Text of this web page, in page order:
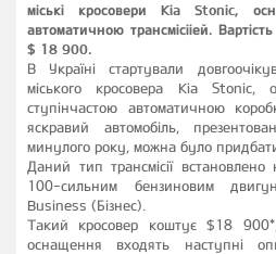
міські кросовери Kia Stonic,
автоматичною трансмісііей.
$ 18 900.
В Україні стартували
міського кросовера Kia Stonic,
ступінчастою автоматичною
яскравий автомобіль,
минулого року, можна було придбати
Даний тип трансмісії
100-сильним бензиновим
Business (Бізнес).
Такий кросовер коштує $18
оснащення входять наступні